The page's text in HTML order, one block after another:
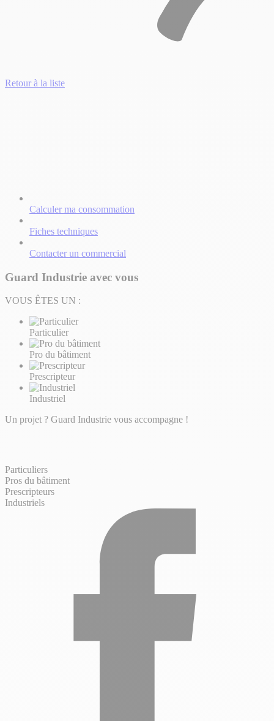
Retour à la liste
Calculer ma consommation
Fiches techniques
Contacter un commercial
Guard Industrie avec vous
VOUS ÊTES UN :
Particulier
Pro du bâtiment
Prescripteur
Industriel
Un projet ? Guard Industrie vous accompagne !
Particuliers
Pros du bâtiment
Prescripteurs
Industriels